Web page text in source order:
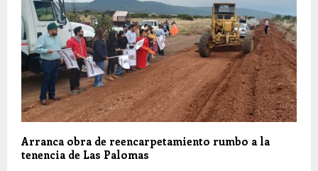
Arranca obra de reencarpetamiento rumbo a la
tenencia de Las Palomas